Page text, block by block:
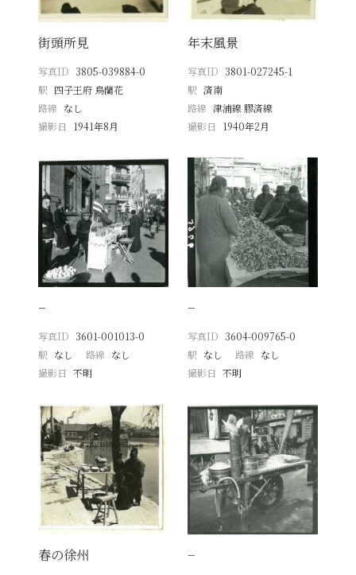
街頭所見
写真ID 3805-039884-0
駅 四子王府 烏蘭花
路線 なし
撮影日
1941年8月
年末風景
写真ID 3801-027245-1
駅 済南
路線 津浦線 膠済線
撮影日
1940年2月
−
写真ID 3601-001013-0
駅 なし 路線 なし
撮影日
不明
−
写真ID 3604-009765-0
駅 なし 路線 なし
撮影日 不明
春の徐州 −